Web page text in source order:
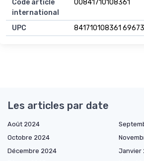
Code article
international
00841710108361
UPC 841710108361
Les articles par date
Août 2024
Octobre 2024
Décembre 2024
Janvier